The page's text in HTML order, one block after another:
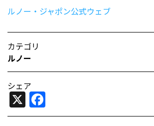
ルノー・ジャポン公式ウェブ
カテゴリ
ルノー
シェア
X